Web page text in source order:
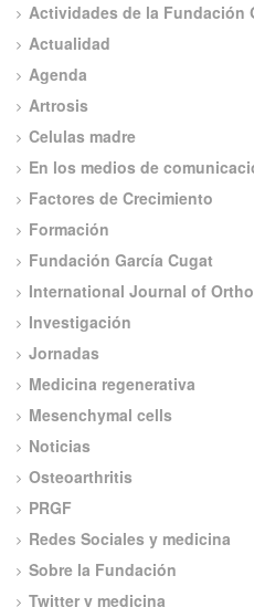
Actividades de la Fundación
Actualidad
Agenda
Artrosis
Celulas madre
En los medios de
Factores de Crecimiento
Formación
Fundación García Cugat
International Journal of
Investigación
Jornadas
Medicina regenerativa
Mesenchymal cells
Noticias
Osteoarthritis
PRGF
Redes Sociales y medicina
Sobre la Fundación
Twitter y medicina